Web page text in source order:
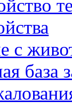
с
база